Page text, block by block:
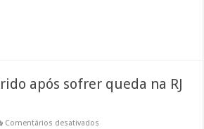
após sofrer queda na RJ
Comentários desativados